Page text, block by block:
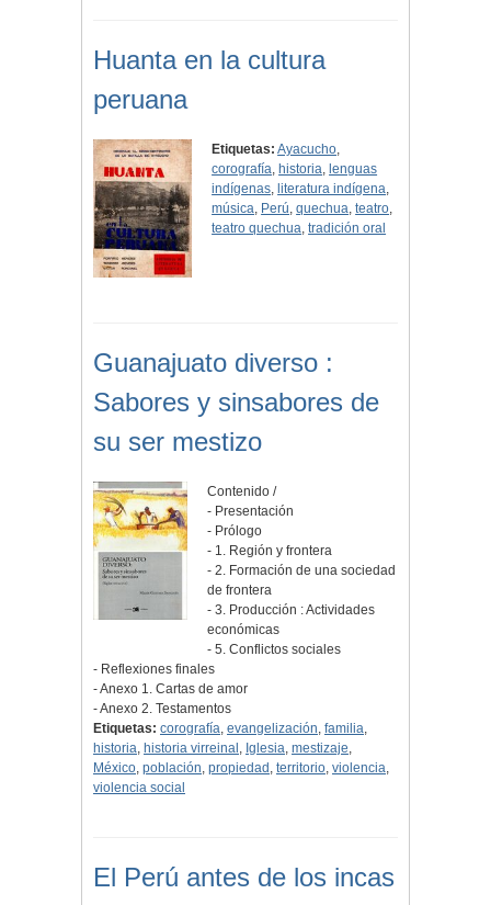
Huanta en la cultura
peruana
Etiquetas: Ayacucho,
corografía, historia, lenguas
indígenas, literatura indígena,
música, Perú,quechua,teatro,
teatro quechua,tradición oral
Guanajuato diverso :
Sabores y sinsabores de
su ser mestizo
Contenido /
- Presentación
- Prólogo
- 1. Región y frontera
- 2. Formación de una sociedad
de frontera
- 3. Producción : Actividades
económicas
- 5. Conflictos sociales
- Reflexiones finales
- Anexo 1. Cartas de amor
- Anexo 2. Testamentos
Etiquetas: corografía, evangelización, familia,
historia, historia virreinal , Iglesia, mestizaje,
México, población, propiedad , territorio, violencia,
violencia social
El Perú antes de los incas